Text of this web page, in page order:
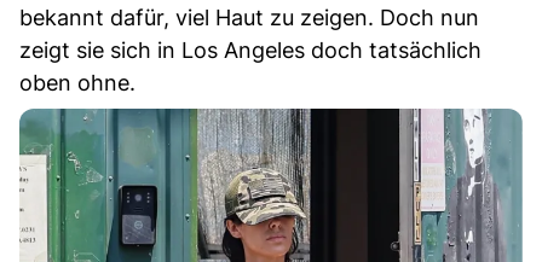
bekannt dafür, viel Haut zu zeigen. Doch nun
zeigt sie sich in Los Angeles doch tatsächlich
oben ohne.